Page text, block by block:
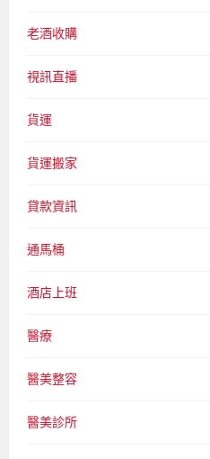
老酒收購
視訊直播
貨運
貨運搬家
貸款資訊
通馬桶
酒店上班
醫療
醫美整容
醫美診所